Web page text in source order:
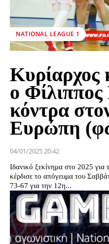
NATIONAL LEAGUE 1
Κυρίαρχος
ο Φίλιππος
κόντρα
Ευρώπη
04/01/2025 20:42
Ιδανικό ξεκίνημα στο 2025 για
κέρδισε το απόγευμα του
73-67 για την 12η...